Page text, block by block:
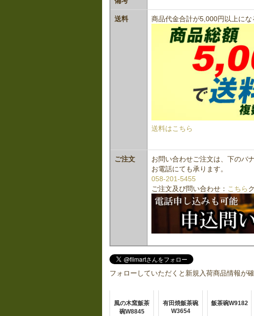
送料 商品代金合計が5,000円以上にな
送料はこちら
ご注文
お問い合わせご注文は、下のバ
お電話にても承ります。
058-201-5455
ご注文及び問い合わせ： こちら
フォローしていただくと新規入荷商品情報が確
風の木窯飯茶
碗W8845
有田焼飯茶碗
W3654
飯茶碗W9182